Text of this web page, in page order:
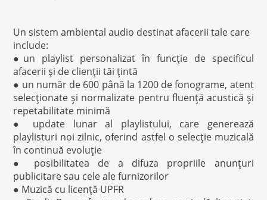
Un sistem ambiental audio destinat afacerii tale care
include:
●un playlist personalizat în funcţie de specificul
afacerii şi de clienţii tăi ţintă
● un număr de 600 până la 1200 de fonograme, atent
selecţionate şi normalizate pentru fluenţă acustică şi
repetabilitate minimă
● update lunar al playlistului, care generează
playlisturi noi zilnic, oferind astfel o selecţie muzicală
în continuă evoluţie
● posibilitatea de a difuza propriile anunţuri
publicitare sau cele ale furnizorilor
● Muzică cu licenţă UPFR